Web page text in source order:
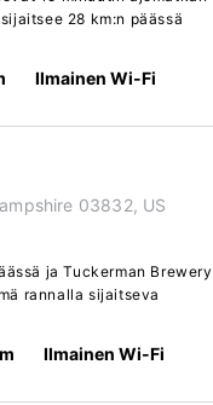
28 km:n päässä
Ilmainen Wi-Fi
03832, US
ja Tuckerman Brewery
rannalla sijaitseva
Ilmainen Wi-Fi